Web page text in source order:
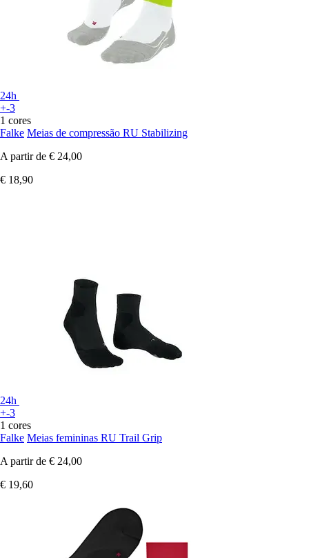
24h
+-3
1 cores
Falke Meias de compressão RU Stabilizing
A partir de € 24,00
€ 18,90
24h
+-3
1 cores
Falke Meias femininas RU Trail Grip
A partir de € 24,00
€ 19,60